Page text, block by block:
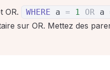
OR. WHERE a = 1 OR a
sur OR. Mettez des